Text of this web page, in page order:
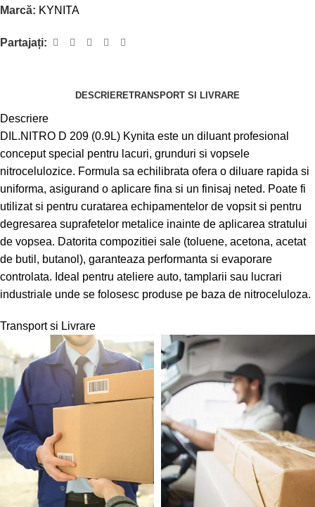
Marcă: KYNITA
Partajați:
DESCRIERETRANSPORT SI LIVRARE
Descriere
DIL.NITRO D 209 (0.9L) Kynita este un diluant profesional
conceput special pentru lacuri, grunduri si vopsele
nitrocelulozice. Formula sa echilibrata ofera o diluare rapida si
uniforma, asigurand o aplicare fina si un finisaj neted. Poate fi
utilizat si pentru curatarea echipamentelor de vopsit si pentru
degresarea suprafetelor metalice inainte de aplicarea stratului
de vopsea. Datorita compozitiei sale (toluene, acetona, acetat
de butil, butanol), garanteaza performanta si evaporare
controlata. Ideal pentru ateliere auto, tamplarii sau lucrari
industriale unde se folosesc produse pe baza de nitroceluloza.
Transport si Livrare